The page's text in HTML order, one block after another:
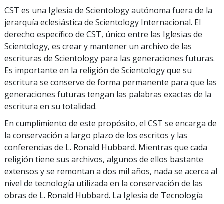
CST es una Iglesia de Scientology autónoma fuera de la
jerarquía eclesiástica de Scientology Internacional. El
derecho específico de CST, único entre las Iglesias de
Scientology, es crear y mantener un archivo de las
escrituras de Scientology para las generaciones futuras.
Es importante en la religión de Scientology que su
escritura se conserve de forma permanente para que las
generaciones futuras tengan las palabras exactas de la
escritura en su totalidad.
En cumplimiento de este propósito, el CST se encarga de
la conservación a largo plazo de los escritos y las
conferencias de L. Ronald Hubbard. Mientras que cada
religión tiene sus archivos, algunos de ellos bastante
extensos y se remontan a dos mil años, nada se acerca al
nivel de tecnología utilizada en la conservación de las
obras de L. Ronald Hubbard. La Iglesia de Tecnología